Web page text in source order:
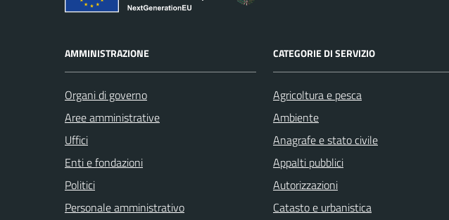
AMMINISTRAZIONE
Organi di governo
Aree amministrative
Uffici
Enti e fondazioni
Politici
Personale amministrativo
CATEGORIE DI SERVIZIO
Agricoltura e pesca
Ambiente
Anagrafe e stato civile
Appalti pubblici
Autorizzazioni
Catasto e urbanistica